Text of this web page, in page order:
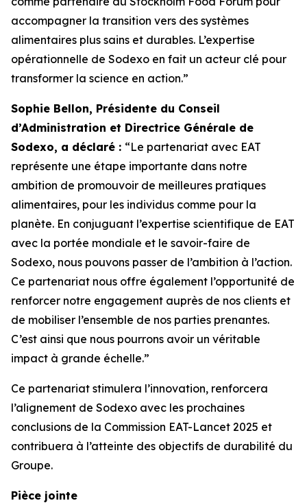
accompagner la transition vers des systèmes
alimentaires plus sains et durables. L’expertise
opérationnelle de Sodexo en fait un acteur clé pour
transformer la science en action.”
Sophie Bellon, Présidente du Conseil
d’Administration et Directrice Générale de
Sodexo, a déclaré : “Le partenariat avec EAT
représente une étape importante dans notre
ambition de promouvoir de meilleures pratiques
alimentaires, pour les individus comme pour la
planète. En conjuguant l’expertise scientifique de EAT
avec la portée mondiale et le savoir-faire de
Sodexo, nous pouvons passer de l’ambition à l’action.
Ce partenariat nous offre également l’opportunité de
renforcer notre engagement auprès de nos clients et
de mobiliser l’ensemble de nos parties prenantes.
C’est ainsi que nous pourrons avoir un véritable
impact à grande échelle.”
Ce partenariat stimulera l’innovation, renforcera
l’alignement de Sodexo avec les prochaines
conclusions de la Commission EAT-Lancet 2025 et
contribuera à l’atteinte des objectifs de durabilité du
Groupe.
Pièce jointe